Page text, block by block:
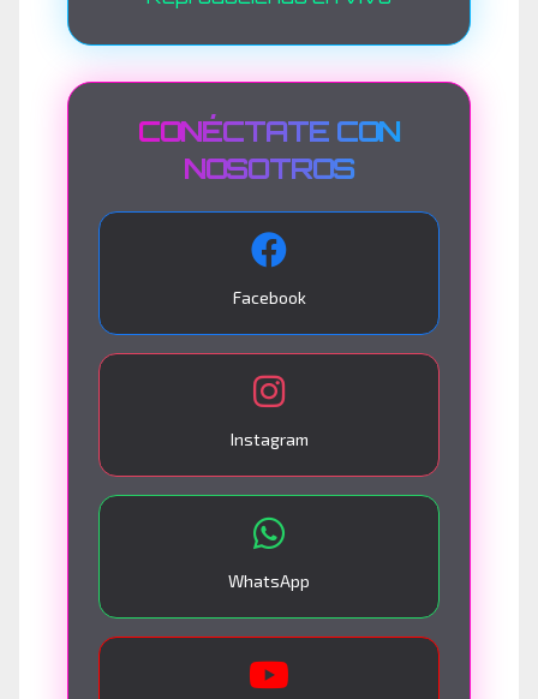
CONÉCTATE CON
NOSOTROS
Facebook
Instagram
WhatsApp